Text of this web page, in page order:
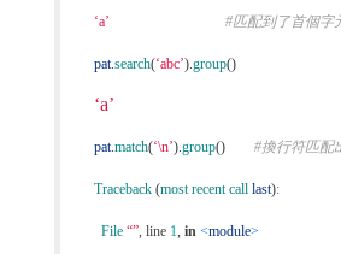
‘a’ #匹配到了首個字
pat.search(‘abc’).group()
‘a’
pat.match(‘\n’).group() #換行符匹配
Traceback (most recent call last):
File “”, line 1, in <module>